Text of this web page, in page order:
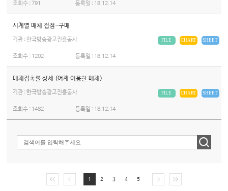
조회수 :791 등록일 : 18.12.14
시계열 매체 접점-구매
기관 : 한국방송광고진흥공사 SHEET
CHART
FILE
조회수 : 1202 등록일 : 18.12.14
매체접촉률 상세 (어제 이용한 매체)
기관 : 한국방송광고진흥공사 SHEET
CHART
FILE
조회수 : 1482 등록일 : 18.12.14
1 2 3 4 5